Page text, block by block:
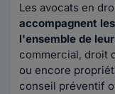
Les avocats en
accompagnent
l'ensemble de
commercial, droit
ou encore
conseil préventif